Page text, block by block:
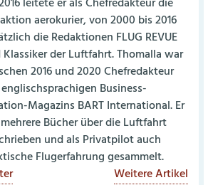
leitete er als Chefredakteur die
aerokurier, von 2000 bis 2016
die Redaktionen FLUG REVUE
Klassiker der Luftfahrt. Thomalla war
2016 und 2020 Chefredakteur
Business-
Magazins BART International. Er
Bücher über die Luftfahrt
und als Privatpilot auch
Flugerfahrung gesammelt.
Weitere Artikel